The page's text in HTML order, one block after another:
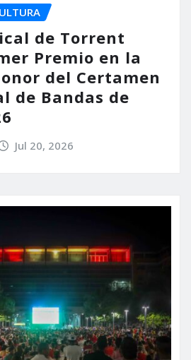
de Torrent
Premio en la
del Certamen
de Bandas de
Jul 20, 2026